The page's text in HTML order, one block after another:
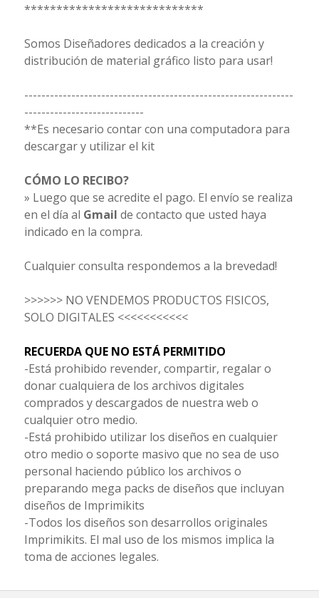
****************************
Somos Diseñadores dedicados a la creación y
distribución de material gráfico listo para usar!
---------------------------------------------------------------
----------------------------
**Es necesario contar con una computadora para
descargar y utilizar el kit
CÓMO LO RECIBO?
» Luego que se acredite el pago. El envío se realiza
en el día al Gmail de contacto que usted haya
indicado en la compra.
Cualquier consulta respondemos a la brevedad!
>>>>>> NO VENDEMOS PRODUCTOS FISICOS,
SOLO DIGITALES <<<<<<<<<<<
RECUERDA QUE NO ESTÁ PERMITIDO
-Está prohibido revender, compartir, regalar o
donar cualquiera de los archivos digitales
comprados y descargados de nuestra web o
cualquier otro medio.
-Está prohibido utilizar los diseños en cualquier
otro medio o soporte masivo que no sea de uso
personal haciendo público los archivos o
preparando mega packs de diseños que incluyan
diseños de Imprimikits
-Todos los diseños son desarrollos originales
Imprimikits. El mal uso de los mismos implica la
toma de acciones legales.